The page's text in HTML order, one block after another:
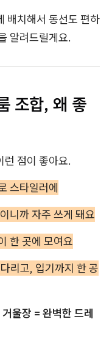
배치해서 동선도 편하
알려드릴게요.
조합, 왜 좋
런 점이 좋아요.
스타일러에
니까 자주 쓰게 돼요
한 곳에 모여요
리고, 입기까지 한 공
울장 = 완벽한 드레